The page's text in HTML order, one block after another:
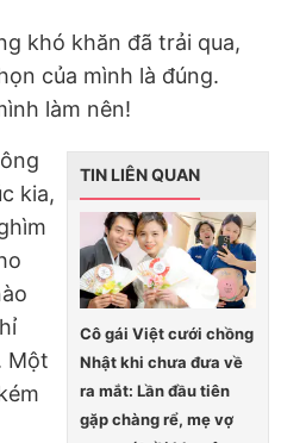
khó khăn đã trải qua,
của mình là đúng.
làm nên!
TIN LIÊN QUAN
Cô gái Việt cưới chồng
Nhật khi chưa đưa về
ra mắt: Lần đầu tiên
gặp chàng rể, mẹ vợ
kia,
Một